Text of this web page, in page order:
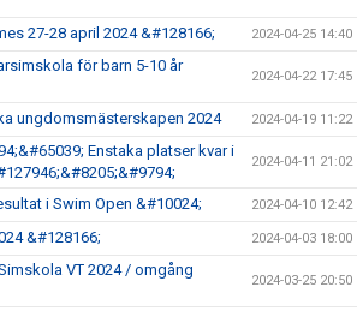
27-28 april 2024 &#128166; 2024-04-25 14:40
för barn 5-10 år
2024-04-22 17:45
ungdomsmästerskapen 2024 2024-04-19 11:22
Enstaka platser kvar i
2024-04-11 21:02
i Swim Open &#10024; 2024-04-10 12:42
&#128166; 2024-04-03 18:00
VT 2024 / omgång
2024-03-25 20:50